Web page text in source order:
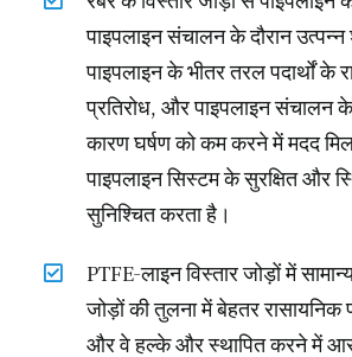
पाइपलाइन संचालन के दौरान
पाइपलाइन के भीतर तरल पदार्थों के
प्रतिरोध, और पाइपलाइन संचालन
कारण घर्षण को कम करने में मदद
पाइपलाइन सिस्टम के सुरक्षित और
सुनिश्चित करता है।
PTFE-लाइन विस्तार जोड़ों में
जोड़ों की तुलना में बेहतर रासायनिक
और वे हल्के और स्थापित करने में